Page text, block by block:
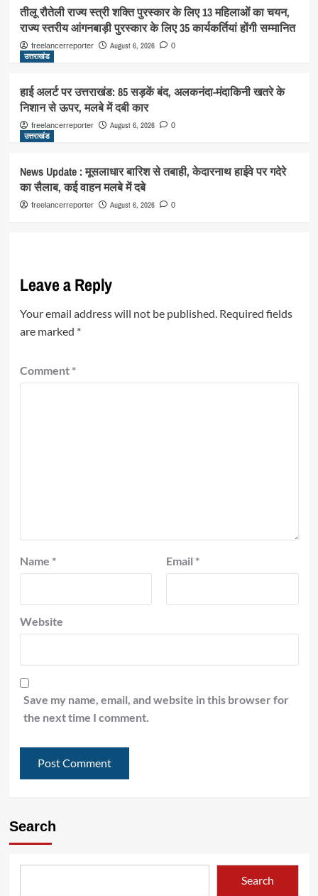
तीलू रौतेली राज्य स्त्री शक्ति पुरस्कार के लिए 13 महिलाओं का चयन,
राज्य स्तरीय आंगनबाड़ी पुरस्कार के लिए 35 कार्यकर्तियां होंगी सम्मानित
freelancerreporter August 6, 2026 0
उत्तराखंड
हाई अलर्ट पर उत्तराखंड: 85 सड़कें बंद, अलकनंदा-मंदाकिनी खतरे के
निशान से ऊपर, मलबे में दबी कार
freelancerreporter August 6, 2026 0
उत्तराखंड
News Update : मूसलाधार बारिश से तबाही, केदारनाथ हाईवे पर गदेरे
का सैलाब, कई वाहन मलबे में दबे
freelancerreporter August 6, 2026 0
Leave a Reply
Your email address will not be published. Required fields
are marked *
Comment *
Name * Email *
Website
Save my name, email, and website in this browser for
the next time I comment.
Search
Search